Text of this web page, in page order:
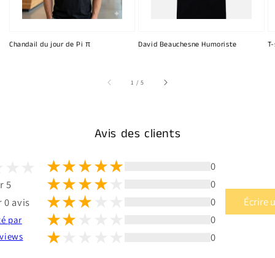
Chandail du jour de Pi π David Beauchesne Humoriste
1 /sur
5
Avis des clients
5
0 avis
par
0
0
0
0
0
Écrire